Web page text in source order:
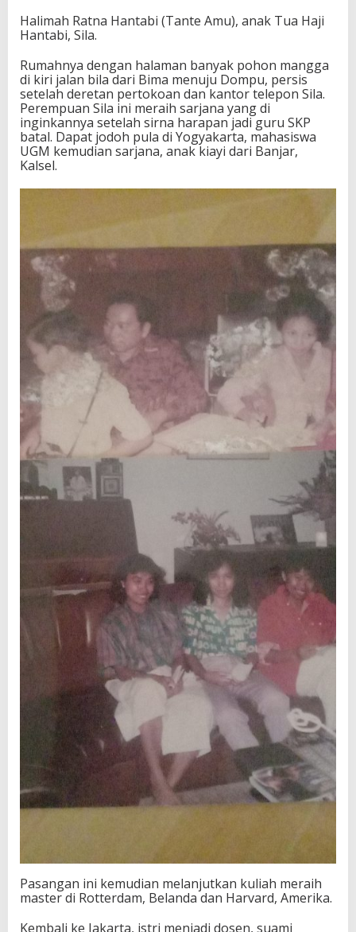
Halimah Ratna Hantabi (Tante Amu), anak Tua Haji
Hantabi, Sila.
Rumahnya dengan halaman banyak pohon mangga
di kiri jalan bila dari Bima menuju Dompu, persis
setelah deretan pertokoan dan kantor telepon Sila.
Perempuan Sila ini meraih sarjana yang di
inginkannya setelah sirna harapan jadi guru SKP
batal. Dapat jodoh pula di Yogyakarta, mahasiswa
UGM kemudian sarjana, anak kiayi dari Banjar,
Kalsel.
Pasangan ini kemudian melanjutkan kuliah meraih
master di Rotterdam, Belanda dan Harvard, Amerika.
Kembali ke Jakarta, istri menjadi dosen, suami